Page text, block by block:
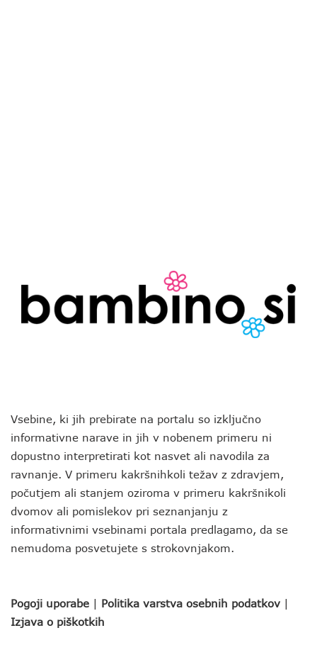
Vsebine, ki jih prebirate na portalu so izključno
informativne narave in jih v nobenem primeru ni
dopustno interpretirati kot nasvet ali navodila za
ravnanje. V primeru kakršnihkoli težav z zdravjem,
počutjem ali stanjem oziroma v primeru kakršnikoli
dvomov ali pomislekov pri seznanjanju z
informativnimi vsebinami portala predlagamo, da se
nemudoma posvetujete s strokovnjakom.
Pogoji uporabe | Politika varstva osebnih podatkov |
Izjava o piškotkih